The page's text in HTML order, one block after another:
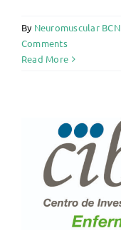
By Neuromuscular BCN
Comments
Read More